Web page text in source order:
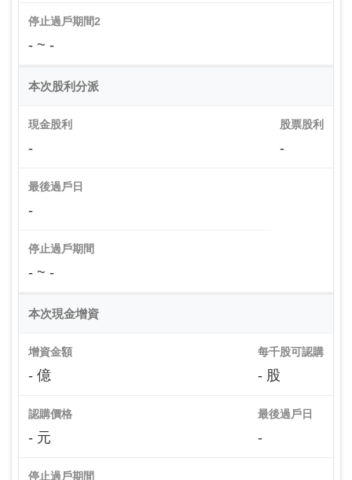
停止過戶期間2
- ~ -
本次股利分派
現金股利
-
股票股利
-
最後過戶日
-
停止過戶期間
- ~ -
本次現金增資
增資金額
- 億
每千股可認購
- 股
認購價格
- 元
最後過戶日
-
停止過戶期間